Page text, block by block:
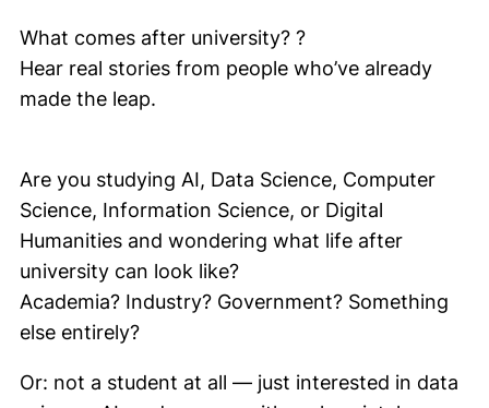
What comes after university? ?
Hear real stories from people who’ve already
made the leap.
Are you studying AI, Data Science, Computer
Science, Information Science, or Digital
Humanities and wondering what life after
university can look like?
Academia? Industry? Government? Something
else entirely?
Or: not a student at all — just interested in data